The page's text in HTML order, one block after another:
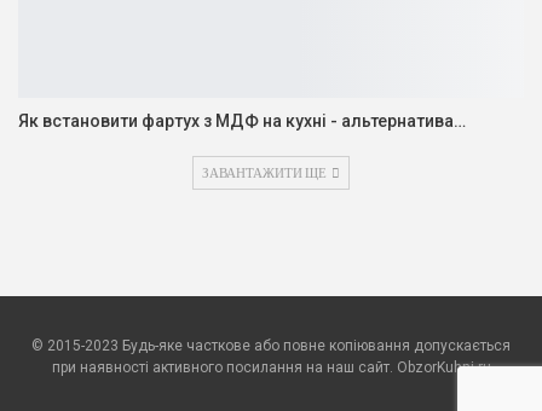
Як встановити фартух з МДФ на кухні - альтернатива…
ЗАВАНТАЖИТИ ЩЕ
© 2015-2023 Будь-яке часткове або повне копіювання допускається
при наявності активного посилання на наш сайт. ObzorKuhni.ru